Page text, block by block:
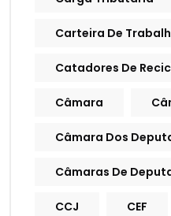
Carteira De
Catadores De
Câmara
Câmara Dos
Câmaras De
CCJ CEF